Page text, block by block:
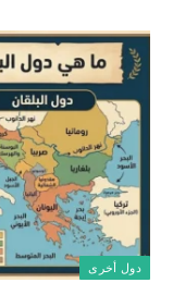
دول أخرى